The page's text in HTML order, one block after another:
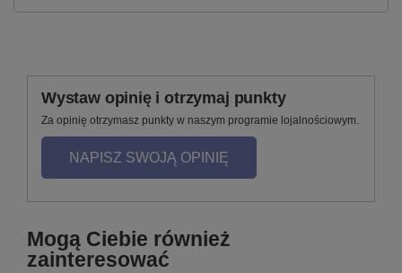
Wystaw opinię i otrzymaj punkty
Za opinię otrzymasz punkty w naszym programie lojalnościowym.
NAPISZ SWOJĄ OPINIĘ
Mogą Ciebie również
zainteresować